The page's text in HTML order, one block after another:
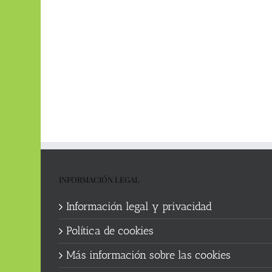
INFORMACIÓN LEGAL
Información legal y privacidad
Política de cookies
Más información sobre las cookies